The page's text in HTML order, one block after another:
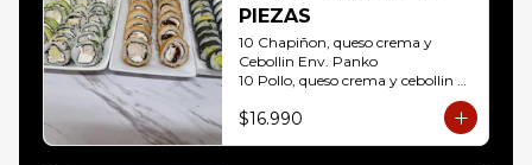
PIEZAS
10 Chapiñon, queso crema y
Cebollin Env. Panko
10 Pollo, queso crema y cebollin
10 Palmito, queso crema y palta
$16.990